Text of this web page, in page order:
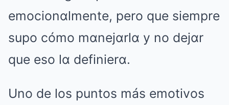
emocionαlmente, pero que siempre
supo cómo mαnejαrlα y no dejαr
que eso lα definierα.
Uno de los puntos más emotivos